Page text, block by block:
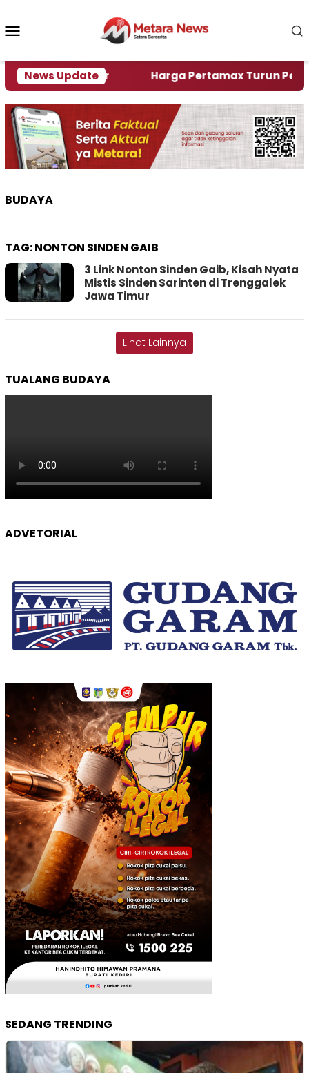
konten
News Update
Krisi Air Harga Pertamax Turun Per Hari
BUDAYA
TAG:NONTON SINDEN GAIB
3 Link Nonton Sinden Gaib, Kisah Nyata
Mistis Sinden Sarinten di Trenggalek
Jawa Timur
Lihat Lainnya
TUALANG BUDAYA
ADVETORIAL
SEDANG TRENDING